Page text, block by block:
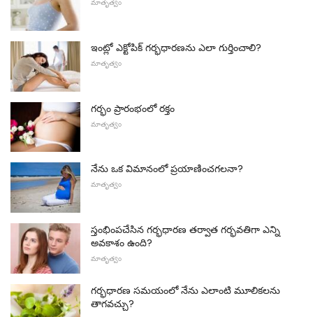
మాతృత్వం
ఇంట్లో ఎక్టోపిక్ గర్భధారణను ఎలా గుర్తించాలి?
మాతృత్వం
గర్భం ప్రారంభంలో రక్తం
మాతృత్వం
నేను ఒక విమానంలో ప్రయాణించగలనా?
మాతృత్వం
స్తంభింపచేసిన గర్భధారణ తర్వాత గర్భవతిగా ఎన్ని
అవకాశం ఉంది?
మాతృత్వం
గర్భధారణ సమయంలో నేను ఎలాంటి మూలికలను
తాగవచ్చు?